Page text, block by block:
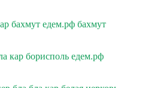
бахмут едем.рф бахмут
кар борисполь едем.рф